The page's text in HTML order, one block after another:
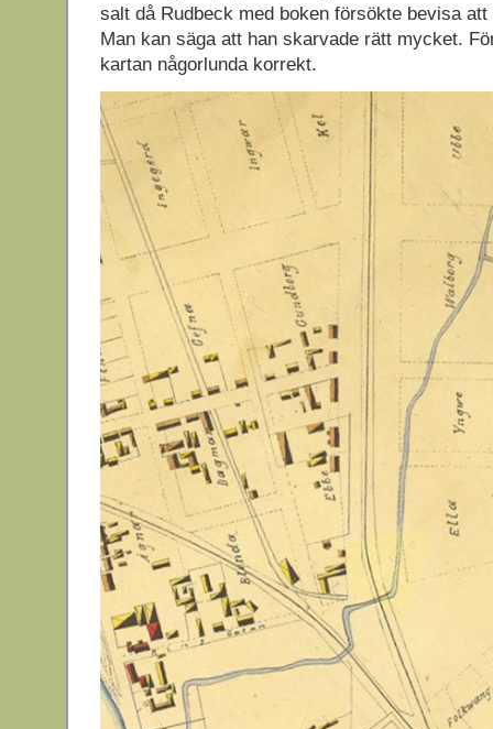
salt då Rudbeck med boken försökte bevisa
Man kan säga att han skarvade rätt mycket.
kartan någorlunda korrekt.